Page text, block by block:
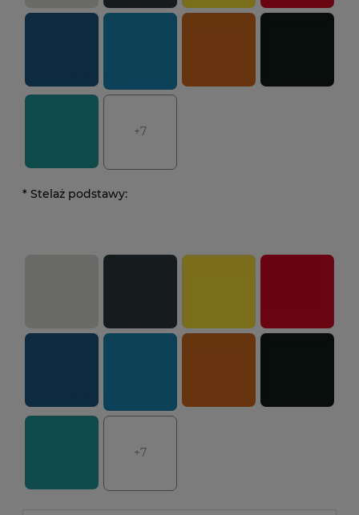
+7
* Stelaż podstawy:
+7